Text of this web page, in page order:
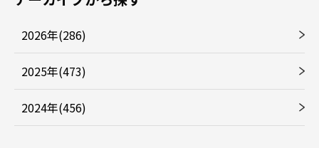
2026年(286)
2025年(473)
2024年(456)